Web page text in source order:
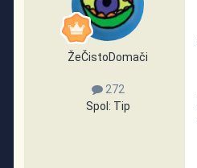
ŽeČistoDomači
272
Spol: Tip